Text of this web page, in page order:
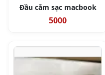
Đầu cắm sạc macbook
5000